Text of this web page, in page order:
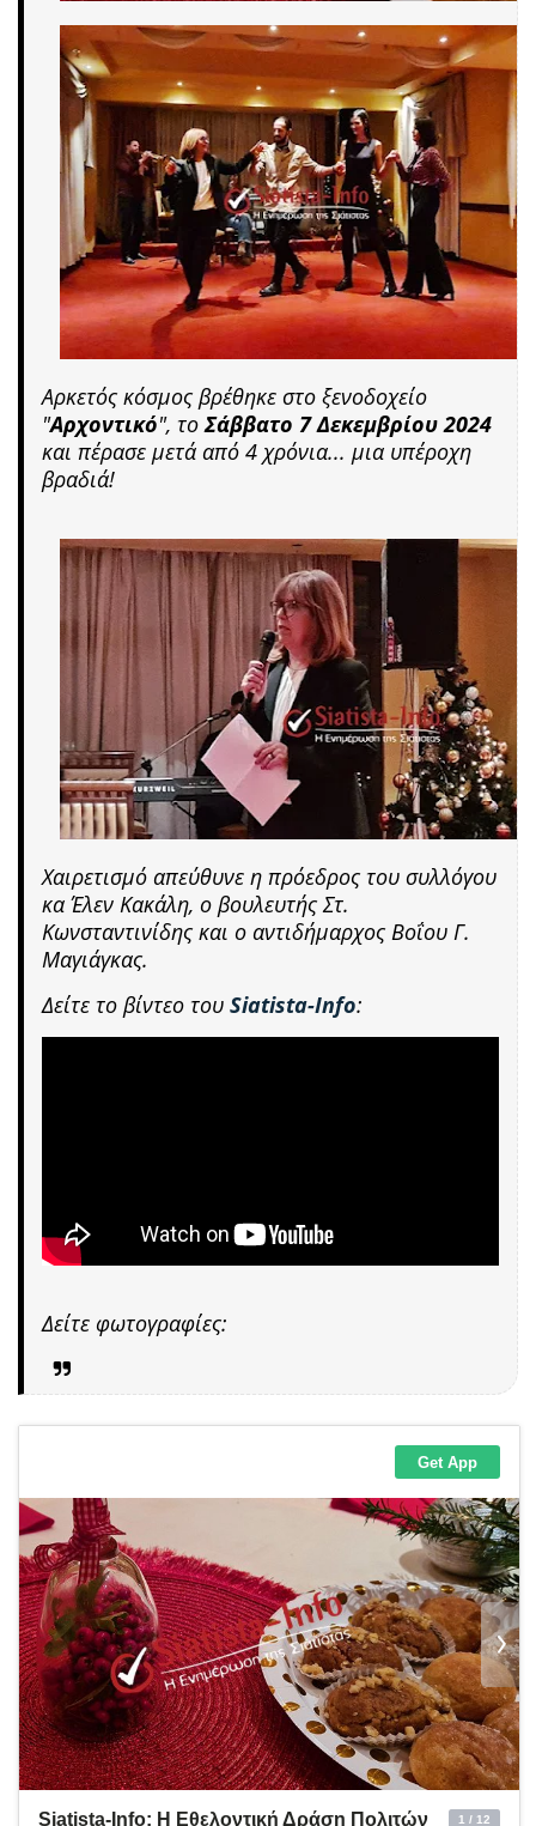
Αρκετός κόσμος βρέθηκε στο ξενοδοχείο
"Αρχοντικό", το Σάββατο 7 Δεκεμβρίου 2024
και πέρασε μετά από 4 χρόνια... μια υπέροχη
βραδιά!
Χαιρετισμό απεύθυνε η πρόεδρος του συλλόγου
κα Έλεν Κακάλη, ο βουλευτής Στ.
Κωνσταντινίδης και ο αντιδήμαρχος Βοΐου Γ.
Μαγιάγκας.
Δείτε το βίντεο του Siatista-Info:
Δείτε φωτογραφίες: